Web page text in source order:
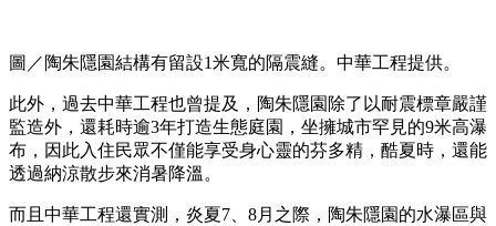
圖／陶朱隱園結構有留設1米寬的隔震縫。中華工程提供。
此外，過去中華工程也曾提及，陶朱隱園除了以耐震標章嚴謹
監造外，還耗時逾3年打造生態庭園，坐擁城市罕見的9米高瀑
布，因此入住民眾不僅能享受身心靈的芬多精，酷夏時，還能
透過納涼散步來消暑降溫。
而且中華工程還實測，炎夏7、8月之際，陶朱隱園的水瀑區與